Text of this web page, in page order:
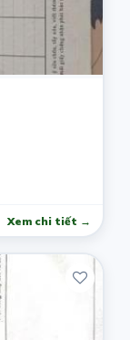
Xem chi tiết →